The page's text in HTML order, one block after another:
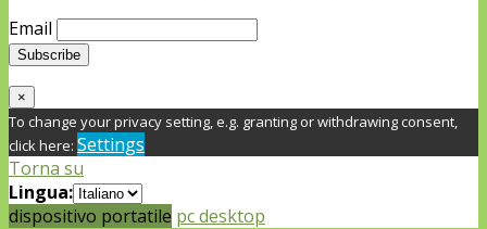
Email
×
To change your privacy setting, e.g. granting or withdrawing consent,
click here: Settings
Torna su
Lingua:
dispositivo portatile pc desktop